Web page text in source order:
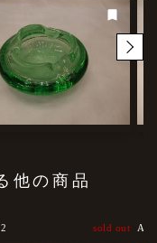
他の商品
sold out